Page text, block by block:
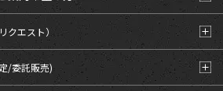
クエスト）
/委託販売)